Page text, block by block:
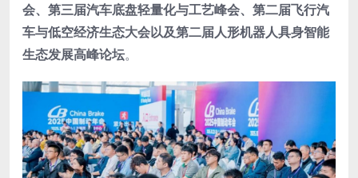
会、 第三届汽车底盘轻量化与工艺峰会、 第二届飞行汽
车与低空经济生态大会以及第二届人形机器人具身智能
生态发展高峰论坛。